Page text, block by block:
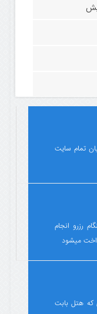
تمام سایت
رزرو انجام
میشود
که هتل بابت